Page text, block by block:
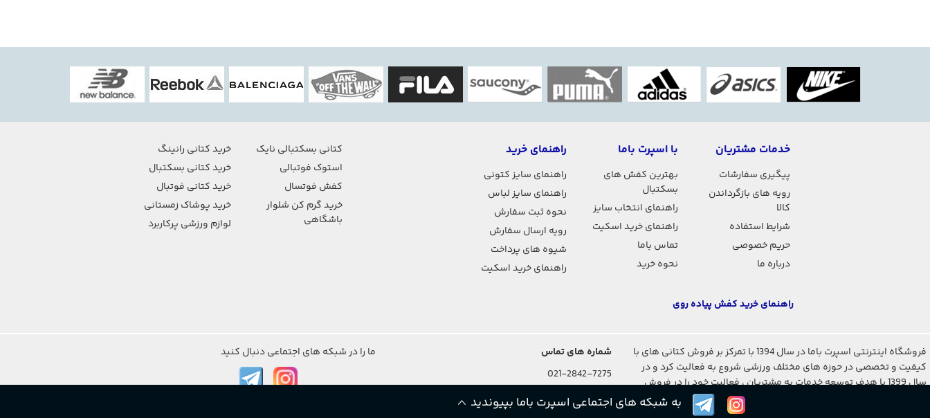
مناسب هدیه برای کودکان، نوجوانان و علاقه‌مندان ورزش
خدمات مشتریان
پیگیری سفارشات
رویه های بازگرداندن
کالا
شرایط استفاده
حریم خصوصی
درباره ما
با اسپرت باما
بهترین کفش های
بسکتبال
راهنمای انتخاب سایز
راهنمای خرید اسکیت
تماس باما
نحوه خرید
راهنمای خرید
راهنمای سایز کتونی
راهنمای سایز لباس
نحوه ثبت سفارش
رویه ارسال سفارش
شیوه های پرداخت
راهنمای خرید اسکیت
کتانی بسکتبالی نایک
استوک فوتبالی
کفش فوتسال
خرید گرم کن شلوار
باشگاهی
خرید کتانی رانینگ
خرید کتانی بسکتبال
خرید کتانی فوتبال
خرید پوشاک زمستانی
لوازم ورزشی پرکاربرد
راهنمای خرید کفش پیاده روی
فروشگاه اینترنتی اسپرت باما در سال 1394 با تمرکز بر فروش کتانی های با
کیفیت و تخصصی در حوزه های مختلف ورزشی شروع به فعالیت کرد و در
سال 1399 با هدف توسعه خدمات به مشتریان ، فعالیت خود را در فروش
شماره های تماس
021-2842-7275
ما را در شبکه های اجتماعی دنبال کنید
به شبکه های اجتماعی اسپرت باما بپیوندید